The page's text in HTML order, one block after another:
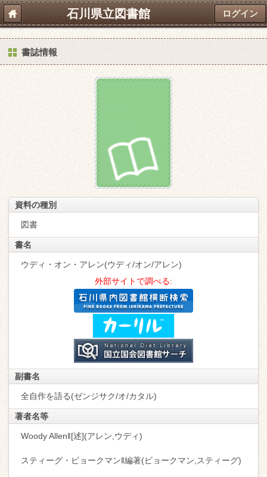
石川県立図書館 ログイン
書誌情報
資料の種別
図書
書名
ウディ・オン・アレン(ウディ/オン/アレン)
外部サイトで調べる:
副書名
全自作を語る(ゼンジサク/オ/カタル)
著者名等
Woody Allen‖[述](アレン,ウディ)
スティーグ・ビョークマン‖編著(ビョークマン,スティーグ)